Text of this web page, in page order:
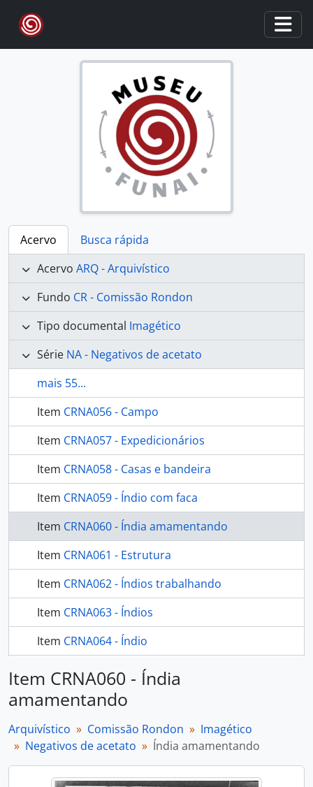
Skip to main content
Acervo
Busca rápida
Acervo ARQ - Arquivístico
Fundo CR - Comissão Rondon
Tipo documental Imagético
Série NA - Negativos de acetato
mais 55...
Item CRNA056 - Campo
Item CRNA057 - Expedicionários
Item CRNA058 - Casas e bandeira
Item CRNA059 - Índio com faca
Item CRNA060 - Índia amamentando
Item CRNA061 - Estrutura
Item CRNA062 - Índios trabalhando
Item CRNA063 - Índios
Item CRNA064 - Índio
mais 259...
Item CRNA060 - Índia
amamentando
Arquivístico Comissão Rondon
Imagético
Negativos de acetato
Índia amamentando